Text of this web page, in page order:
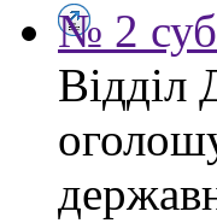
№ 2
Відділ